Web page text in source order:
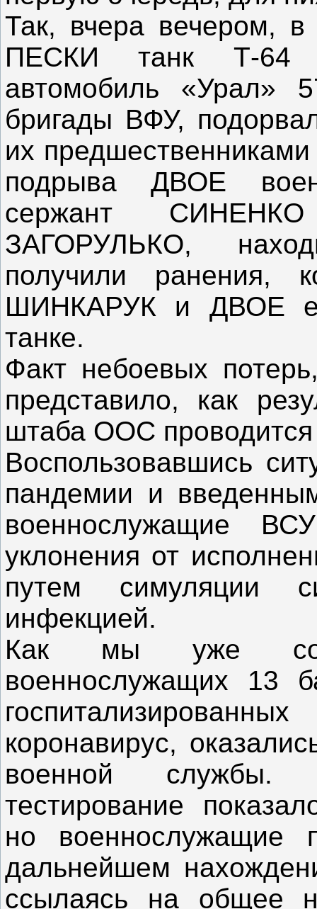
Так, вчера вечером, в
ПЕСКИ танк Т-64
автомобиль «Урал»
бригады ВФУ,
их
подрыва ДВОЕ
сержант
ЗАГОРУЛЬКО,
получили ранения,
ШИНКАРУК и ДВОЕ
танке.
Факт небоевых
представило, как
штаба ООС проводится
Воспользовавшись
пандемии и
военнослужащие
уклонения от
путем симуляции
инфекцией.
Как мы уже
военнослужащих 13
коронавирус,
военной службы.
тестирование
но военнослужащие
дальнейшем
ссылаясь на общее